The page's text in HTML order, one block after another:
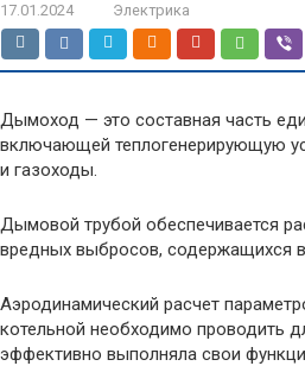
17.01.2024 Электрика
Дымоход — это составная часть
включающей теплогенерирующую
и газоходы.
Дымовой трубой обеспечивается
вредных выбросов, содержащихся
Аэродинамический расчет
котельной необходимо проводить
эффективно выполняла свои